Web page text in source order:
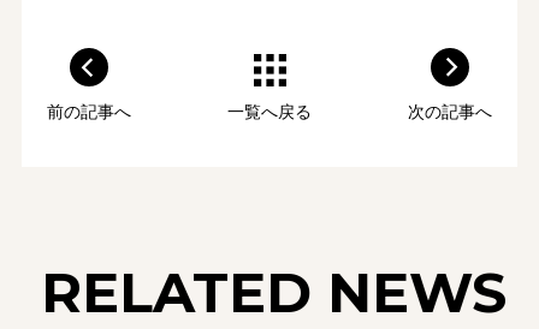
前の記事へ 一覧へ戻る 次の記事へ
RELATED NEWS